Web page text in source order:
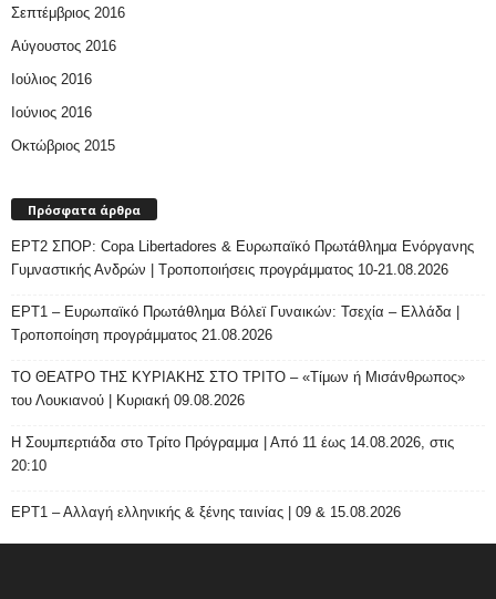
Σεπτέμβριος 2016
Αύγουστος 2016
Ιούλιος 2016
Ιούνιος 2016
Οκτώβριος 2015
Πρόσφατα άρθρα
ΕΡΤ2 ΣΠΟΡ: Copa Libertadores & Ευρωπαϊκό Πρωτάθλημα Ενόργανης
Γυμναστικής Ανδρών | Τροποποιήσεις προγράμματος 10-21.08.2026
ΕΡΤ1 – Ευρωπαϊκό Πρωτάθλημα Βόλεϊ Γυναικών: Τσεχία – Ελλάδα |
Τροποποίηση προγράμματος 21.08.2026
ΤΟ ΘΕΑΤΡΟ ΤΗΣ ΚΥΡΙΑΚΗΣ ΣΤΟ ΤΡΙΤΟ – «Τίμων ή Μισάνθρωπος»
του Λουκιανού | Κυριακή 09.08.2026
H Σουμπερτιάδα στο Τρίτο Πρόγραμμα | Από 11 έως 14.08.2026, στις
20:10
ΕΡΤ1 – Αλλαγή ελληνικής & ξένης ταινίας | 09 & 15.08.2026